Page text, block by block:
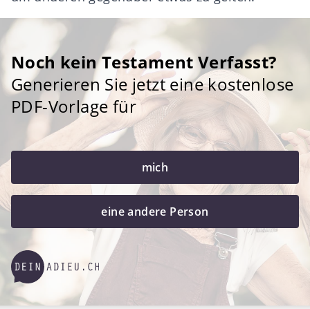
Noch kein Testament Verfasst?
Generieren Sie jetzt eine kostenlose
PDF-Vorlage für
mich
eine andere Person